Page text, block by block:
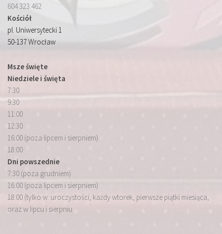
604 323 462
Kościół
pl. Uniwersytecki 1
50-137 Wrocław
Msze święte
Niedziele i święta
7:30
9:30
11:00
12:30
16:00 (poza lipcem i sierpniem)
18:00
Dni powszednie
7:30 (poza grudniem)
16:00 (poza lipcem i sierpniem)
18:00 (tylko w: uroczystości, każdy wtorek, pierwsze piątki miesiąca,
oraz w lipcu i sierpniu